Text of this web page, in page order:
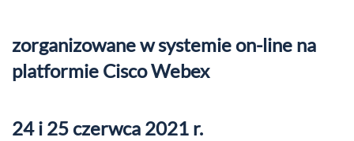
zorganizowane w systemie on-line na
platformie Cisco Webex
24 i 25 czerwca 2021 r.